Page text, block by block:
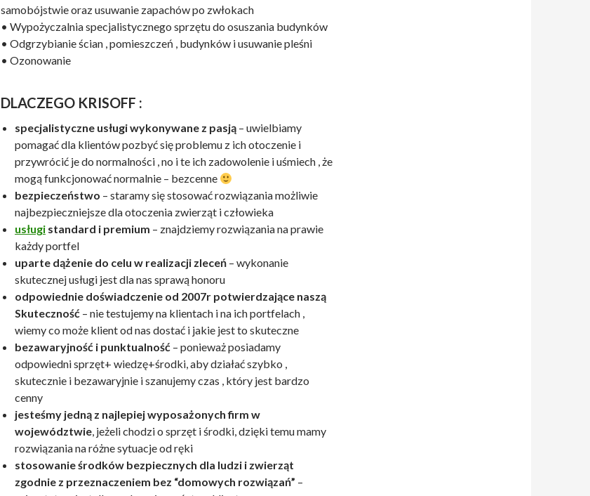
samobójstwie oraz usuwanie zapachów po zwłokach
• Wypożyczalnia specjalistycznego sprzętu do osuszania budynków
• Odgrzybianie ścian , pomieszczeń , budynków i usuwanie pleśni
• Ozonowanie
DLACZEGO KRISOFF :
specjalistyczne usługi wykonywane z pasją – uwielbiamy
pomagać dla klientów pozbyć się problemu z ich otoczenie i
przywrócić je do normalności , no i te ich zadowolenie i uśmiech , że
mogą funkcjonować normalnie – bezcenne
bezpieczeństwo – staramy się stosować rozwiązania możliwie
najbezpieczniejsze dla otoczenia zwierząt i człowieka
usługi standard i premium – znajdziemy rozwiązania na prawie
każdy portfel
uparte dążenie do celu w realizacji zleceń – wykonanie
skutecznej usługi jest dla nas sprawą honoru
odpowiednie doświadczenie od 2007r potwierdzające naszą
Skuteczność – nie testujemy na klientach i na ich portfelach ,
wiemy co może klient od nas dostać i jakie jest to skuteczne
bezawaryjność i punktualność – ponieważ posiadamy
odpowiedni sprzęt+ wiedzę+środki, aby działać szybko ,
skutecznie i bezawaryjnie i szanujemy czas , który jest bardzo
cenny
jesteśmy jedną z najlepiej wyposażonych firm w
województwie, jeżeli chodzi o sprzęt i środki, dzięki temu mamy
rozwiązania na różne sytuacje od ręki
stosowanie środków bezpiecznych dla ludzi i zwierząt
zgodnie z przeznaczeniem bez “domowych rozwiązań” –